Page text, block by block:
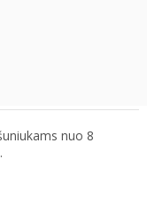
nuo 8